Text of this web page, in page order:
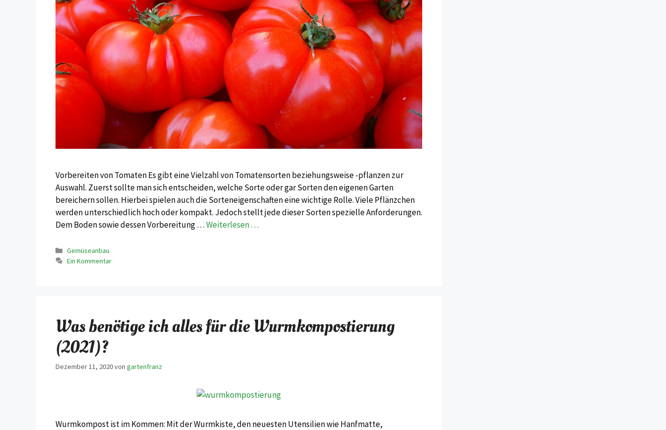
Vorbereiten von Tomaten Es gibt eine Vielzahl von Tomatensorten beziehungsweise -pflanzen zur
Auswahl. Zuerst sollte man sich entscheiden, welche Sorte oder gar Sorten den eigenen Garten
bereichern sollen. Hierbei spielen auch die Sorteneigenschaften eine wichtige Rolle. Viele Pflänzchen
werden unterschiedlich hoch oder kompakt. Jedoch stellt jede dieser Sorten spezielle Anforderungen.
Dem Boden sowie dessen Vorbereitung …Weiterlesen …
Kategorien
Gemüseanbau
Ein Kommentar
Was benötige ich alles für die Wurmkompostierung
(2021)?
Dezember 11, 2020von gartenfranz
Wurmkompost ist im Kommen: Mit der Wurmkiste, den neuesten Utensilien wie Hanfmatte,